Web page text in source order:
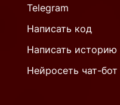
Telegram
Написать код
Написать историю
Нейросеть чат-бот